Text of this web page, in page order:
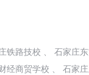
铁路技校 、 石家庄
经商贸学校 、 石家